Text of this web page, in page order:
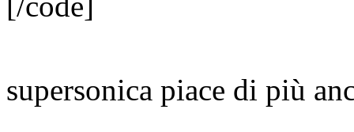
supersonica piace di più